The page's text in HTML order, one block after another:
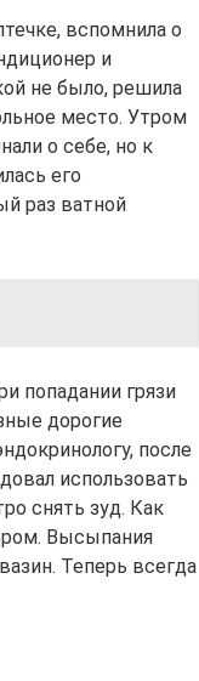
вспомнила о
и
не было, решила
место. Утром
о себе, но к
его
раз ватной
попадании грязи
дорогие
после
использовать
снять зуд. Как
Высыпания
Теперь всегда